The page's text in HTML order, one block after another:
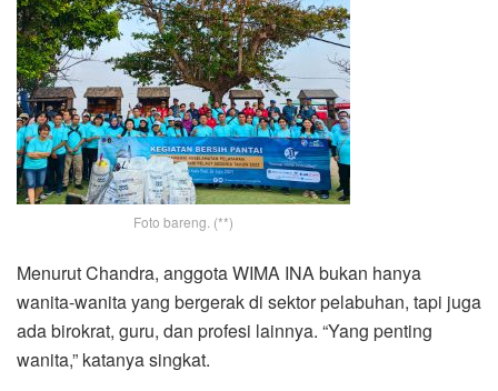
Foto bareng. (**)
Menurut Chandra, anggota WIMA INA bukan hanya
wanita-wanita yang bergerak di sektor pelabuhan, tapi juga
ada birokrat, guru, dan profesi lainnya. “Yang penting
wanita,” katanya singkat.